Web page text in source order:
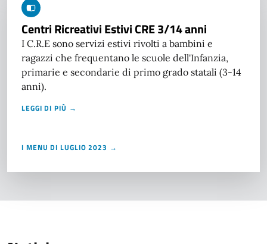
Centri Ricreativi Estivi CRE 3/14 anni
I C.R.E sono servizi estivi rivolti a bambini e
ragazzi che frequentano le scuole dell'Infanzia,
primarie e secondarie di primo grado statali (3-14
anni).
LEGGI DI PIÙ →
I MENU DI LUGLIO 2023 →